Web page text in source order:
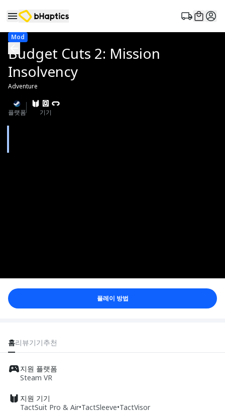
Mod
Budget Cuts 2: Mission
Insolvency
Adventure
플랫폼 기기
플레이 방법
홈리뷰기기추천
지원 플랫폼
Steam VR
지원 기기
TactSuit Pro & Air•TactSleeve•TactVisor